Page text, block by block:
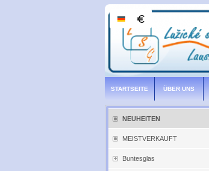
STARTSEITE ÜBER UNS
NEUHEITEN
MEISTVERKAUFT
Buntesglas